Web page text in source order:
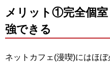
メリット①完全個室
強できる
ネットカフェ(漫喫)にはほぼ